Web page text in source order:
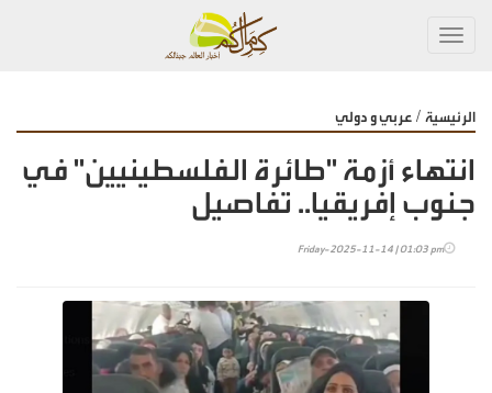
الرئيسية / عربي و دولي
انتهاء أزمة "طائرة الفلسطينيين" في
جنوب إفريقيا.. تفاصيل
Friday-2025-11-14 | 01:03 pm